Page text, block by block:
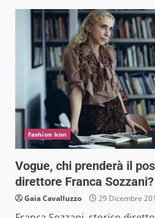
Fashion Icon
Vogue, chi prenderà il
direttore Franca Sozzani?
Gaia Cavalluzzo 29 Dicembre